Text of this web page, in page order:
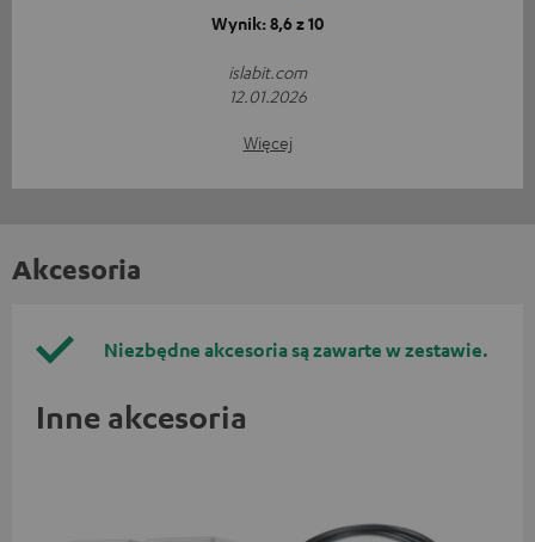
Wynik: 8,6 z 10
islabit.com
12.01.2026
Więcej
Akcesoria
Niezbędne akcesoria są zawarte w zestawie.
Inne akcesoria